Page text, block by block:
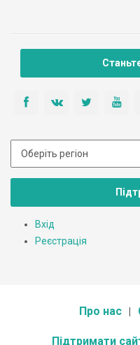
Вхід
Реєстрація
Про нас
Підтримати